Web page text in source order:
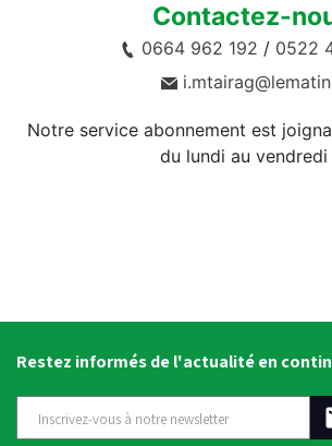
Contactez-
0664 962 192 / 0522
Notre service abonnement est
du lundi au vendredi
Restez informés de l'actualité en